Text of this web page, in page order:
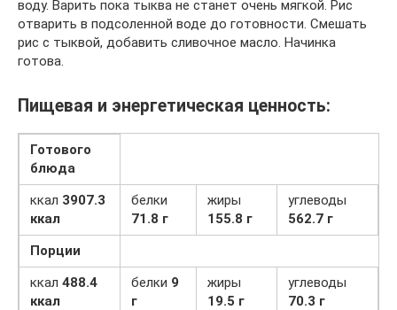
воду. Варить пока тыква не станет очень мягкой. Рис
отварить в подсоленной воде до готовности. Смешать
рис с тыквой, добавить сливочное масло. Начинка
готова.
Пищевая и энергетическая ценность:
Готового
блюда
ккал 3907.3
ккал
белки
71.8 г
жиры
155.8 г
углеводы
562.7 г
Порции
ккал 488.4
ккал
белки 9
г
жиры
19.5 г
углеводы
70.3 г